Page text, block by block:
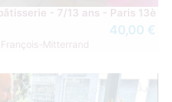
- 7/13 ans - Paris 13è
Mitterrand
40,00 €